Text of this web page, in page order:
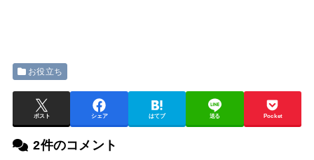
お役立ち
ポスト シェア はてブ 送る Pocket
2件のコメント